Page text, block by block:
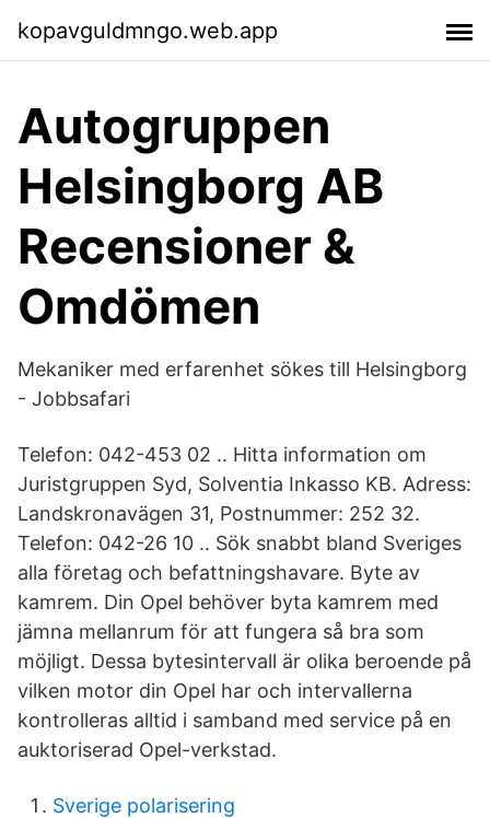
kopavguldmngo.web.app
Autogruppen
Helsingborg AB
Recensioner &
Omdömen
Mekaniker med erfarenhet sökes till Helsingborg
- Jobbsafari
Telefon: 042-453 02 .. Hitta information om
Juristgruppen Syd, Solventia Inkasso KB. Adress:
Landskronavägen 31, Postnummer: 252 32.
Telefon: 042-26 10 .. Sök snabbt bland Sveriges
alla företag och befattningshavare. Byte av
kamrem. Din Opel behöver byta kamrem med
jämna mellanrum för att fungera så bra som
möjligt. Dessa bytesintervall är olika beroende på
vilken motor din Opel har och intervallerna
kontrolleras alltid i samband med service på en
auktoriserad Opel-verkstad.
Sverige polarisering